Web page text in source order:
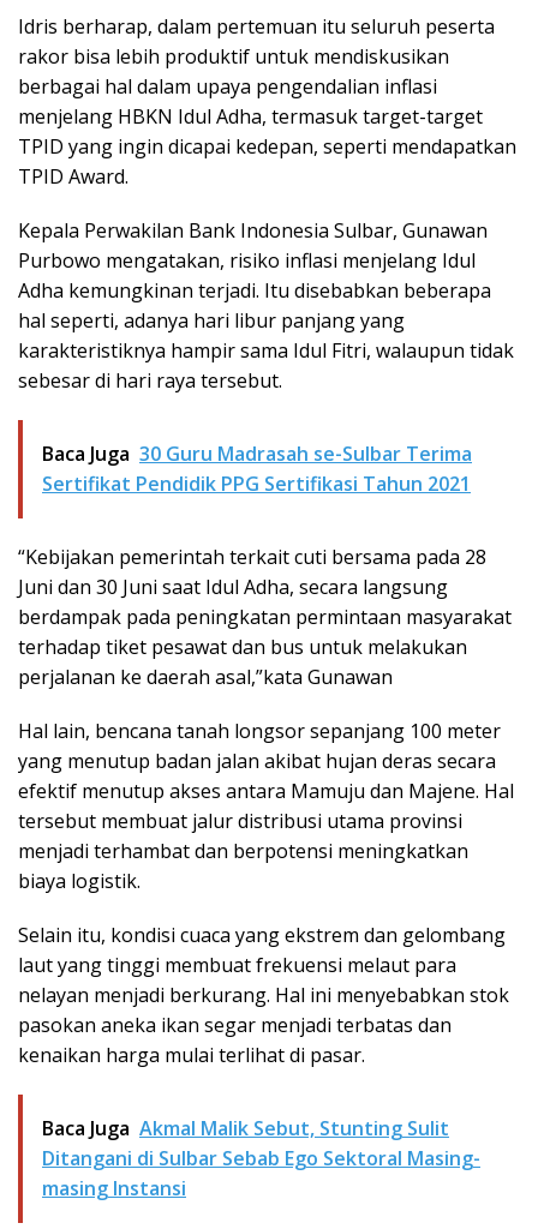
Idris berharap, dalam pertemuan itu seluruh peserta
rakor bisa lebih produktif untuk mendiskusikan
berbagai hal dalam upaya pengendalian inflasi
menjelang HBKN Idul Adha, termasuk target-target
TPID yang ingin dicapai kedepan, seperti mendapatkan
TPID Award.
Kepala Perwakilan Bank Indonesia Sulbar, Gunawan
Purbowo mengatakan, risiko inflasi menjelang Idul
Adha kemungkinan terjadi. Itu disebabkan beberapa
hal seperti, adanya hari libur panjang yang
karakteristiknya hampir sama Idul Fitri, walaupun tidak
sebesar di hari raya tersebut.
Baca Juga 30 Guru Madrasah se-Sulbar Terima
Sertifikat Pendidik PPG Sertifikasi Tahun 2021
“Kebijakan pemerintah terkait cuti bersama pada 28
Juni dan 30 Juni saat Idul Adha, secara langsung
berdampak pada peningkatan permintaan masyarakat
terhadap tiket pesawat dan bus untuk melakukan
perjalanan ke daerah asal,”kata Gunawan
Hal lain, bencana tanah longsor sepanjang 100 meter
yang menutup badan jalan akibat hujan deras secara
efektif menutup akses antara Mamuju dan Majene. Hal
tersebut membuat jalur distribusi utama provinsi
menjadi terhambat dan berpotensi meningkatkan
biaya logistik.
Selain itu, kondisi cuaca yang ekstrem dan gelombang
laut yang tinggi membuat frekuensi melaut para
nelayan menjadi berkurang. Hal ini menyebabkan stok
pasokan aneka ikan segar menjadi terbatas dan
kenaikan harga mulai terlihat di pasar.
Baca Juga Akmal Malik Sebut, Stunting Sulit
Ditangani di Sulbar Sebab Ego Sektoral Masing-
masing Instansi